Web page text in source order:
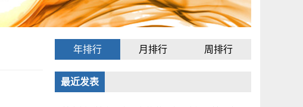
年排行 月排行 周排行
最近发表